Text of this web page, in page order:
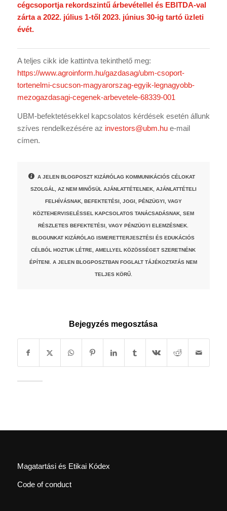
cégcsoportja rekordszintű árbevétellel és EBITDA-val
zárta a 2022. július 1-től 2023. június 30-ig tartó üzleti
évét.
A teljes cikk ide kattintva tekinthető meg:
https://www.agroinform.hu/gazdasag/ubm-csoport-
tortenelmi-csucson-magyarorszag-egyik-legnagyobb-
mezogazdasagi-cegenek-arbevetele-68339-001
UBM-befektetésekkel kapcsolatos kérdések esetén állunk
szíves rendelkezésére az investors@ubm.hue-mail
címen.
A JELEN BLOGPOSZT KIZÁRÓLAG KOMMUNIKÁCIÓS CÉLOKAT
SZOLGÁL, AZ NEM MINŐSÜL AJÁNLATTÉTELNEK, AJÁNLATTÉTELI
FELHÍVÁSNAK, BEFEKTETÉSI, JOGI, PÉNZÜGYI, VAGY
KÖZTEHERVISELÉSSEL KAPCSOLATOS TANÁCSADÁSNAK, SEM
RÉSZLETES BEFEKTETÉSI, VAGY PÉNZÜGYI ELEMZÉSNEK.
BLOGUNKAT KIZÁRÓLAG ISMERETTERJESZTÉSI ÉS EDUKÁCIÓS
CÉLBÓL HOZTUK LÉTRE, AMELLYEL KÖZÖSSÉGET SZERETNÉNK
ÉPÍTENI. A JELEN BLOGPOSZTBAN FOGLALT TÁJÉKOZTATÁS NEM
TELJES KÖRŰ.
Bejegyzés megosztása
Magatartási és Etikai Kódex
Code of conduct